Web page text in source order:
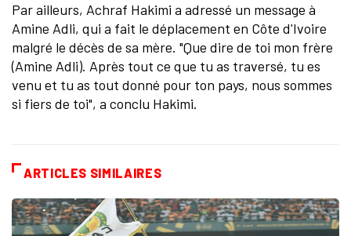
Par ailleurs, Achraf Hakimi a adressé un message à
Amine Adli, qui a fait le déplacement en Côte d'Ivoire
malgré le décès de sa mère. "Que dire de toi mon frère
(Amine Adli). Après tout ce que tu as traversé, tu es
venu et tu as tout donné pour ton pays, nous sommes
si fiers de toi", a conclu Hakimi.
ARTICLES SIMILAIRES